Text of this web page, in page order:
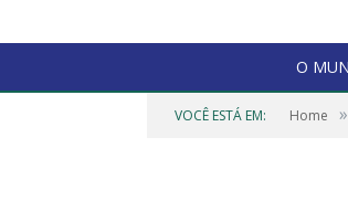
O
VOCÊ ESTÁ EM: Home »